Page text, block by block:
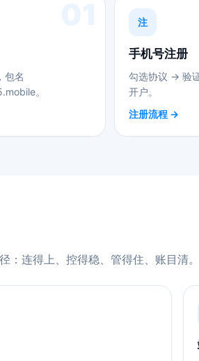
包名
。
注
手机号注册
勾选协议 → 验
开户。
注册流程 →
：连得上、控得稳、管得住、账目清。